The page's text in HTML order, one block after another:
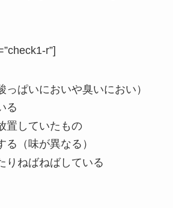
r”]
っぱいにおいや臭いにおい）
る
置していたもの
る（味が異なる）
りねばねばしている